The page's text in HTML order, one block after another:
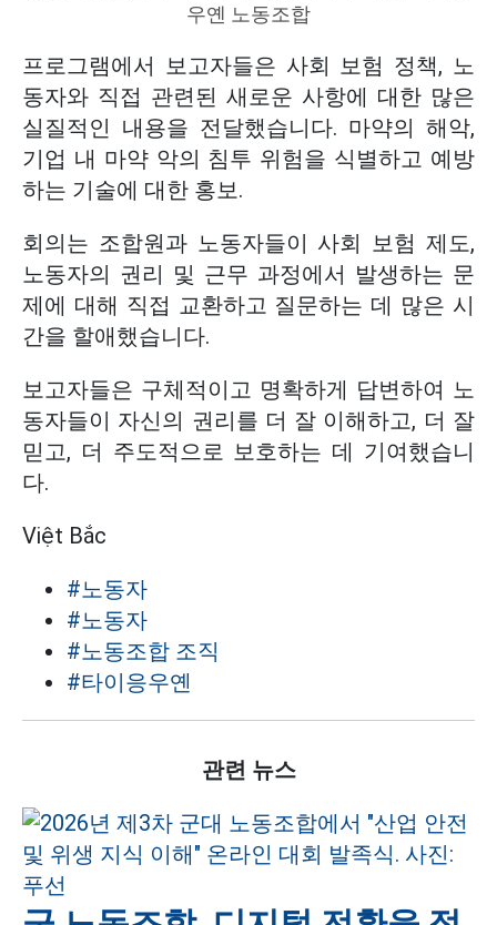
우옌 노동조합
프로그램에서 보고자들은 사회 보험 정책, 노
동자와 직접 관련된 새로운 사항에 대한 많은
실질적인 내용을 전달했습니다. 마약의 해악,
기업 내 마약 악의 침투 위험을 식별하고 예방
하는 기술에 대한 홍보.
회의는 조합원과 노동자들이 사회 보험 제도,
노동자의 권리 및 근무 과정에서 발생하는 문
제에 대해 직접 교환하고 질문하는 데 많은 시
간을 할애했습니다.
보고자들은 구체적이고 명확하게 답변하여 노
동자들이 자신의 권리를 더 잘 이해하고, 더 잘
믿고, 더 주도적으로 보호하는 데 기여했습니
다.
Việt Bắc
#노동자
#노동자
#노동조합 조직
#타이응우옌
관련 뉴스